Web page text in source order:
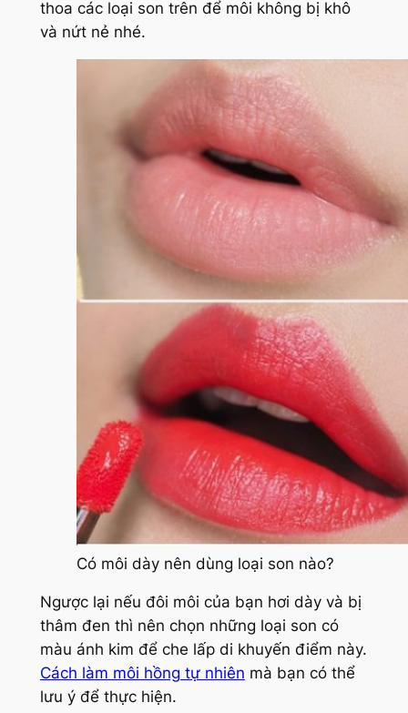
thoa các loại son trên để môi không bị khô
và nứt nẻ nhé.
Có môi dày nên dùng loại son nào?
Ngược lại nếu đôi môi của bạn hơi dày và bị
thâm đen thì nên chọn những loại son có
màu ánh kim để che lấp di khuyến điểm này.
Cách làm môi hồng tự nhiên mà bạn có thể
lưu ý để thực hiện.